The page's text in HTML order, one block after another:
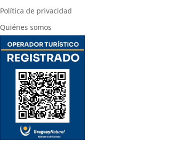
Política de privacidad
Quiénes somos